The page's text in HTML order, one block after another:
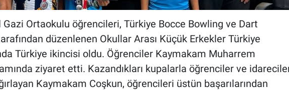
Gazi Ortaokulu öğrencileri, Türkiye Bocce Bowling ve Dart
düzenlenen Okullar Arası Küçük Erkekler Türkiye
Türkiye ikincisi oldu. Öğrenciler Kaymakam Muharrem
ziyaret etti. Kazandıkları kupalarla öğrenciler ve
Kaymakam Coşkun, öğrencileri üstün başarılarından